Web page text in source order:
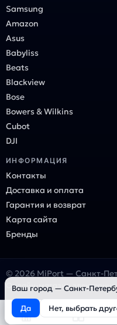
Samsung
Amazon
Asus
Babyliss
Beats
Blackview
Bose
Bowers & Wilkins
Cubot
DJI
ИНФОРМАЦИЯ
Контакты
Доставка и оплата
Гарантия и возврат
Карта сайта
Бренды
© 2026 MiPort — Санкт-
Онлайн-магазин
Ваш город — Санкт-
Да
Нет, выбрать